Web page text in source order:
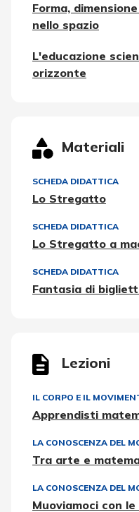
Forma,
nello spazio
L'educazione
orizzonte
Materiali
SCHEDA DIDATTICA
Lo Stregatto
SCHEDA DIDATTICA
Lo Stregatto a
SCHEDA DIDATTICA
Fantasia di
Lezioni
IL CORPO E IL
Apprendisti
LA CONOSCENZA DEL
Tra arte e
LA CONOSCENZA DEL
Muoviamoci con